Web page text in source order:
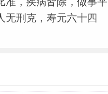
无刑克，寿元六十四